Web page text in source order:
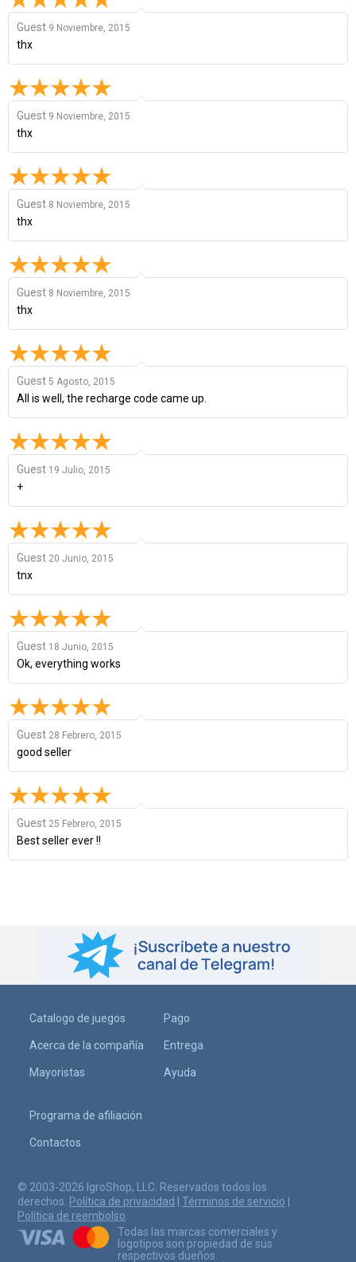
Guest 9 Noviembre, 2015
thx
Guest 9 Noviembre, 2015
thx
Guest 8 Noviembre, 2015
thx
Guest 8 Noviembre, 2015
thx
Guest 5 Agosto, 2015
All is well, the recharge code came up.
Guest 19 Julio, 2015
+
Guest 20 Junio, 2015
tnx
Guest 18 Junio, 2015
Ok, everything works
Guest 28 Febrero, 2015
good seller
Guest 25 Febrero, 2015
Best seller ever !!
Catalogo de juegos
Acerca de la compañía
Mayoristas
Pago
Entrega
Ayuda
Programa de afiliación
Contactos
© 2003-2026 IgroShop, LLC. Reservados todos los
derechos. Política de privacidad Términos de servicio
Política de reembolso.
Todas las marcas comerciales y
logotipos son propiedad de sus
respectivos dueños.